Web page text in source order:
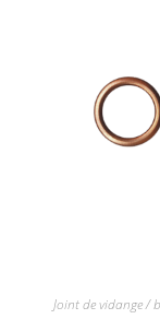
Joint de vidange /